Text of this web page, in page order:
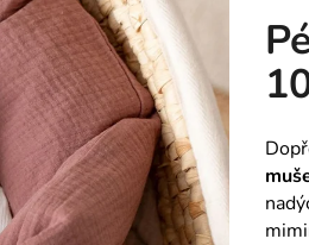
je
5,0
z
Doporučujeme